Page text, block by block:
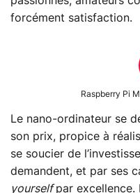
forcément satisfaction.
Raspberry Pi
Le nano-ordinateur se
son prix, propice à
se soucier de
demandent, et par ses
yourselfpar excellence.